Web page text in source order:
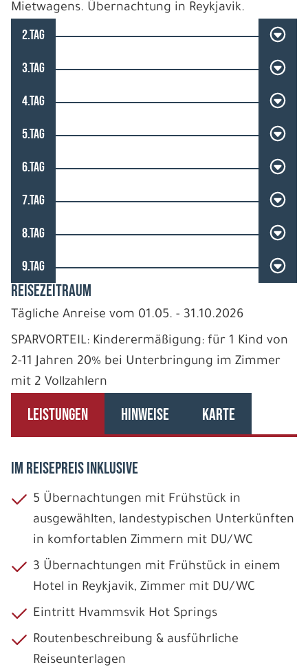
Mietwagens. Übernachtung in Reykjavik.
2.TAG
3.TAG
4.TAG
5.TAG
6.TAG
7.TAG
8.TAG
9.TAG
REISEZEITRAUM
Tägliche Anreise vom 01.05. - 31.10.2026
SPARVORTEIL: Kinderermäßigung: für 1 Kind von
2-11 Jahren 20% bei Unterbringung im Zimmer
mit 2 Vollzahlern
LEISTUNGEN HINWEISE KARTE
IM REISEPREIS INKLUSIVE
5 Übernachtungen mit Frühstück in
ausgewählten, landestypischen Unterkünften
in komfortablen Zimmern mit DU/WC
3 Übernachtungen mit Frühstück in einem
Hotel in Reykjavik, Zimmer mit DU/WC
Eintritt Hvammsvik Hot Springs
Routenbeschreibung & ausführliche
Reiseunterlagen